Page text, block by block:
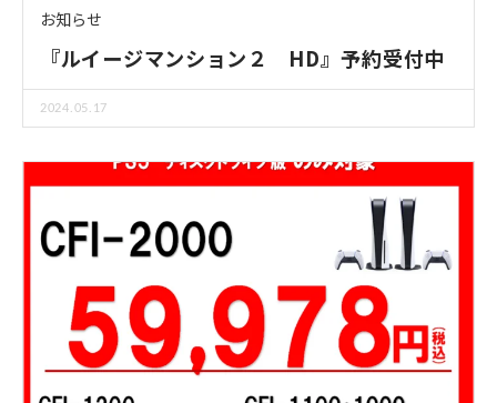
お知らせ
『ルイージマンション２ HD』予約受付中
2024.05.17